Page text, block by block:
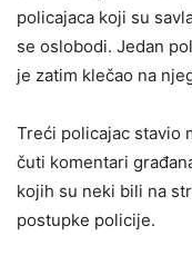
policajaca koji su
se oslobodi. Jedan
je zatim klečao na
Treći policajac stavio
čuti komentari
kojih su neki bili na
postupke policije.